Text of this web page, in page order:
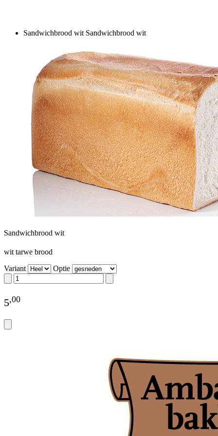
Sandwichbrood wit Sandwichbrood wit
Sandwichbrood wit
wit tarwe brood
Variant
Optie
5,00